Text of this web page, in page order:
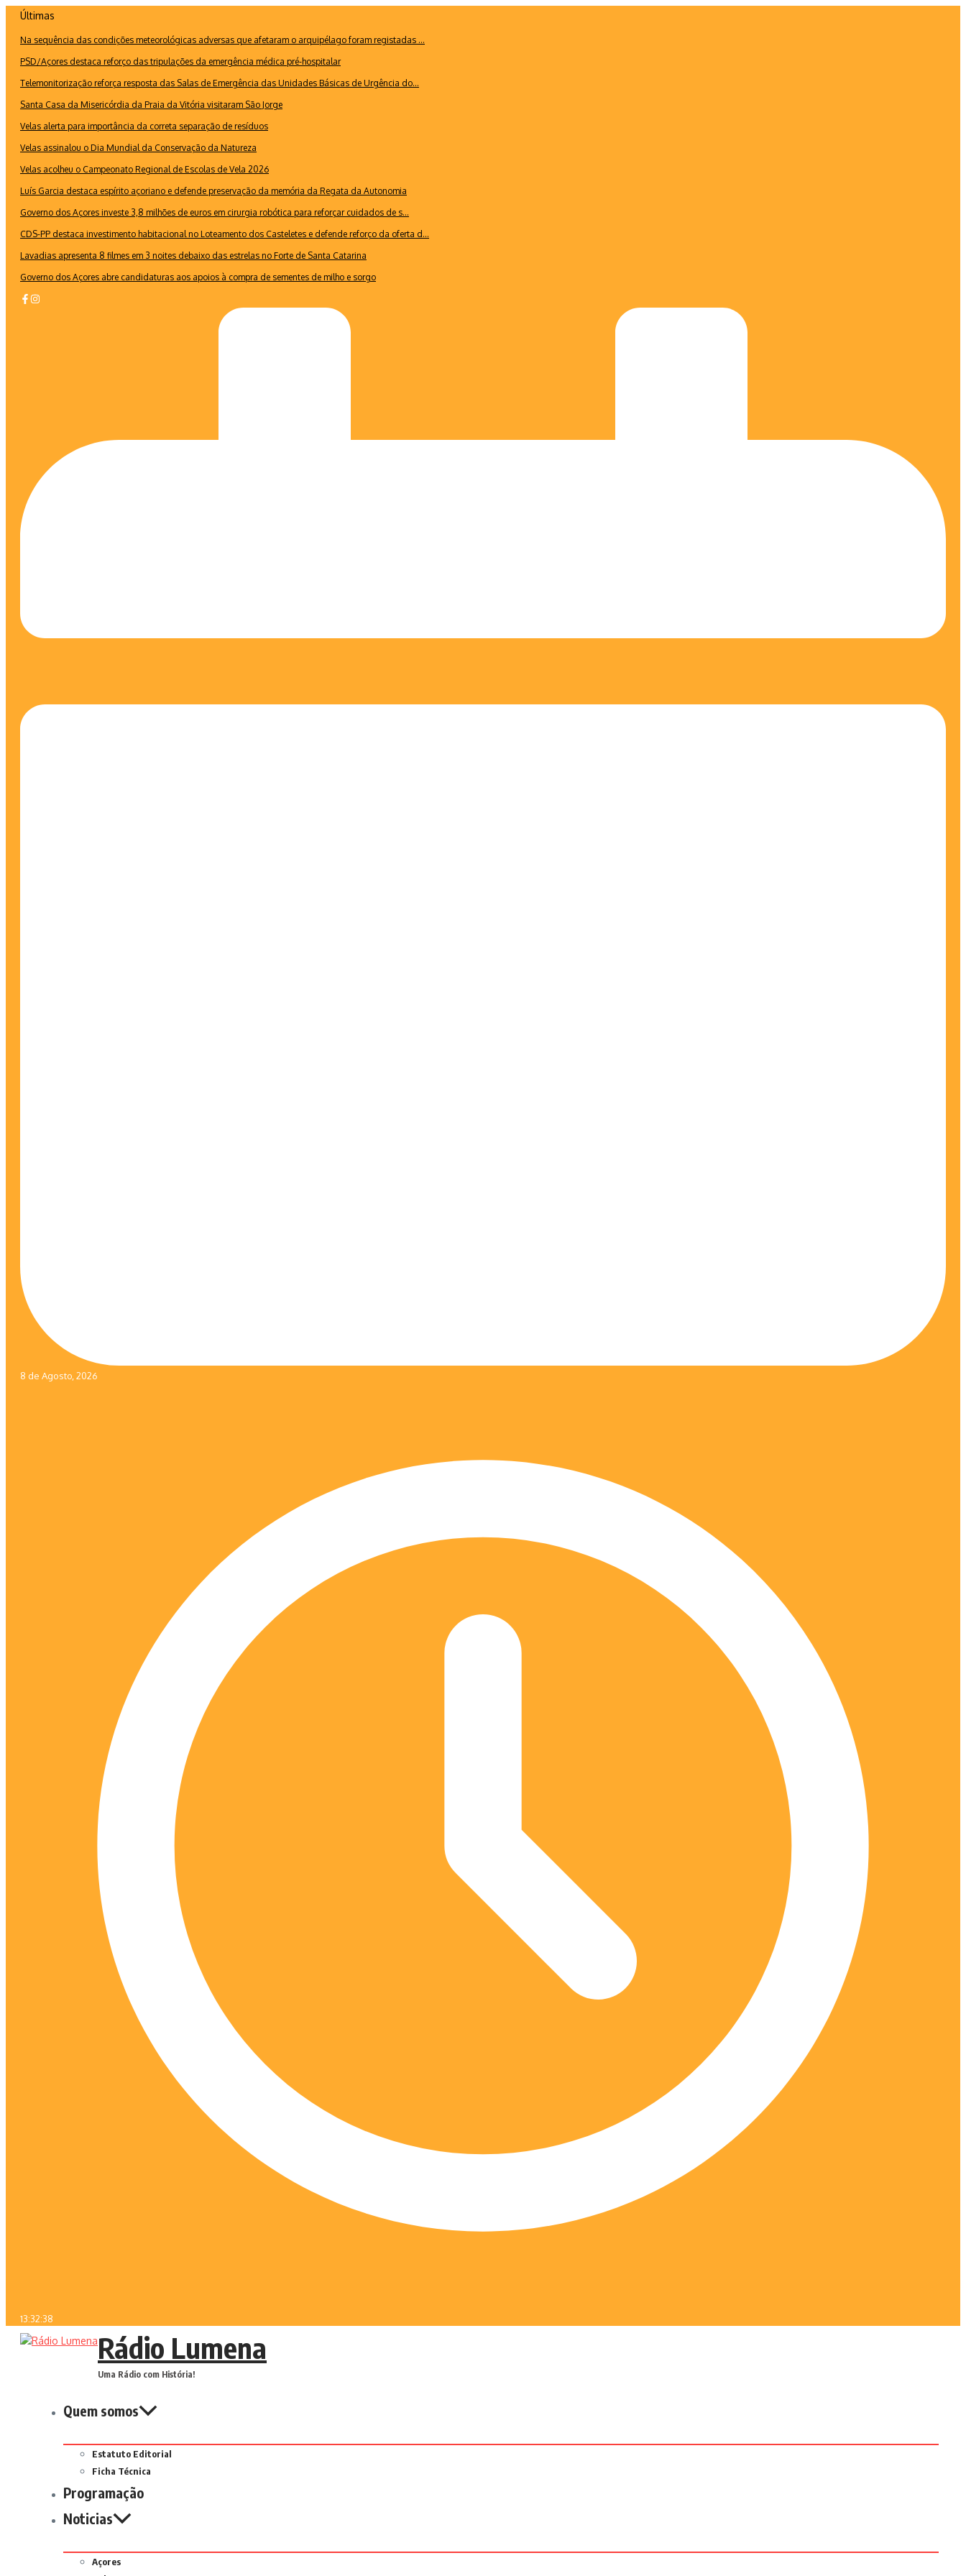
conteúdo
Últimas
Na sequência das condições meteorológicas adversas que afetaram o arquipélago foram registadas ...
PSD/Açores destaca reforço das tripulações da emergência médica pré-hospitalar
Telemonitorização reforça resposta das Salas de Emergência das Unidades Básicas de Urgência do...
Santa Casa da Misericórdia da Praia da Vitória visitaram São Jorge
Velas alerta para importância da correta separação de resíduos
Velas assinalou o Dia Mundial da Conservação da Natureza
Velas acolheu o Campeonato Regional de Escolas de Vela 2026
Luís Garcia destaca espírito açoriano e defende preservação da memória da Regata da Autonomia
Governo dos Açores investe 3,8 milhões de euros em cirurgia robótica para reforçar cuidados de s...
CDS-PP destaca investimento habitacional no Loteamento dos Casteletes e defende reforço da oferta d...
Lavadias apresenta 8 filmes em 3 noites debaixo das estrelas no Forte de Santa Catarina
Governo dos Açores abre candidaturas aos apoios à compra de sementes de milho e sorgo
8 de Agosto, 2026
13:32:38
Rádio Lumena
Uma Rádio com História!
Quem somos
Estatuto Editorial
Ficha Técnica
Programação
Noticias
Açores